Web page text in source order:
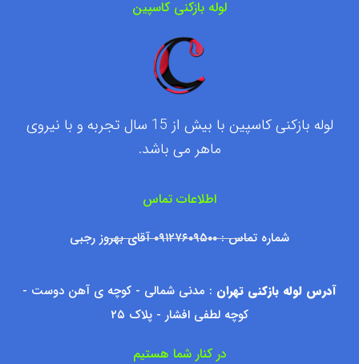
لوله بازکنی کاسپین
لوله بازکنی کاسپین با بیش از 15 سال تجربه و با نیروی
ماهر می باشد.
اطلاعات تماس
شماره تماس : ۰۹۱۲۷۶۰۹۵۰۰ آقای بهروز رجبی
آدرس لوله بازکنی تهران : مدنی شمالی - کوچه ی آهن دوست -
کوچه لطفی افشار - پلاک ۲۵
در کنار شما هستیم